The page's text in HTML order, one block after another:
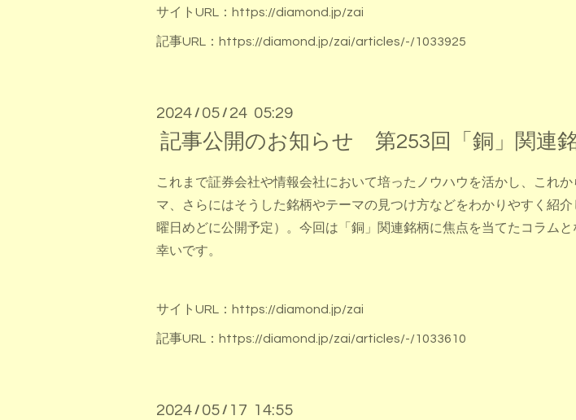
サイトURL： https://diamond.jp/zai
記事URL： https://diamond.jp/zai/articles/-/1033925
2024 / 05 / 24 05:29
記事公開のお知らせ 第253回「銅」関連
これまで証券会社や情報会社において培ったノウハウを活かし、これ
マ、さらにはそうした銘柄やテーマの見つけ方などをわかりやすく紹
曜日めどに公開予定）。今回は「銅」関連銘柄に焦点を当てたコラム
幸いです。
サイトURL： https://diamond.jp/zai
記事URL： https://diamond.jp/zai/articles/-/1033610
2024 / 05 / 17 14:55